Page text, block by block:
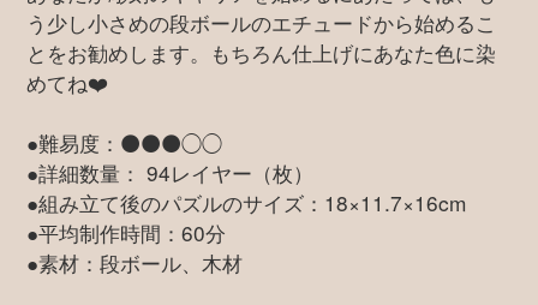
う少し小さめの段ボールのエチュードから始めるこ
とをお勧めします。もちろん仕上げにあなた色に染
めてね❤️
●難易度：⚫️⚫️⚫️◯◯
●詳細数量： 94レイヤー（枚）
●組み立て後のパズルのサイズ：18×11.7×16cm
●平均制作時間：60分
●素材：段ボール、木材